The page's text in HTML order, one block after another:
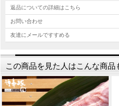
返品についての詳細はこちら
お問い合わせ
友達にメールですすめる
この商品を見た人はこんな商品